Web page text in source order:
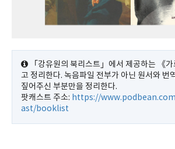
「강유원의 북리스트」에서 제공하는 《
고 정리한다. 녹음파일 전부가 아닌 원서와 번
짚어주신 부분만을 정리한다.
팟캐스트 주소: https://
ast/booklist